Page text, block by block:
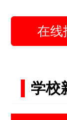
在线
学校